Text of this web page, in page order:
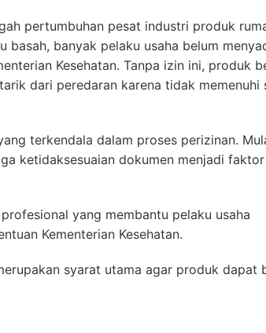
pertumbuhan pesat industri produk
banyak pelaku usaha belum
Kesehatan. Tanpa izin ini, produk
dari peredaran karena tidak memenuhi
terkendala dalam proses perizinan.
ketidaksesuaian dokumen menjadi
yang membantu pelaku usaha
Kementerian Kesehatan.
syarat utama agar produk dapat